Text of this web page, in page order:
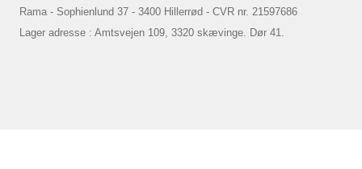
Rama - Sophienlund 37 - 3400 Hillerrød - CVR nr. 21597686
Lager adresse : Amtsvejen 109, 3320 skævinge. Dør 41.